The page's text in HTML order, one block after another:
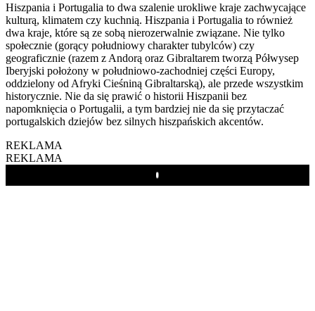
Hiszpania i Portugalia to dwa szalenie urokliwe kraje zachwycające
kulturą, klimatem czy kuchnią. Hiszpania i Portugalia to również
dwa kraje, które są ze sobą nierozerwalnie związane. Nie tylko
społecznie (gorący południowy charakter tubylców) czy
geograficznie (razem z Andorą oraz Gibraltarem tworzą Półwysep
Iberyjski położony w południowo-zachodniej części Europy,
oddzielony od Afryki Cieśniną Gibraltarską), ale przede wszystkim
historycznie. Nie da się prawić o historii Hiszpanii bez
napomknięcia o Portugalii, a tym bardziej nie da się przytaczać
portugalskich dziejów bez silnych hiszpańskich akcentów.
REKLAMA
REKLAMA
Play